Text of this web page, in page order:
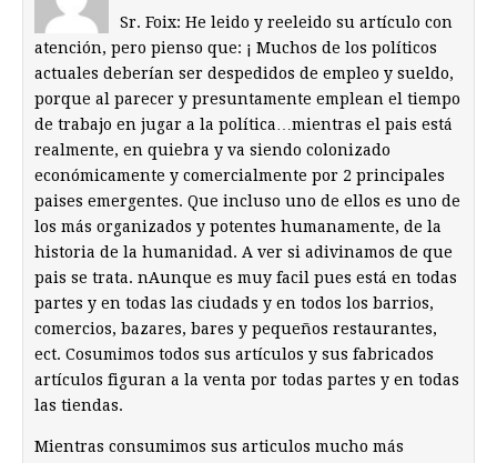
Sr. Foix: He leido y reeleido su artículo con
atención, pero pienso que: ¡ Muchos de los políticos
actuales deberían ser despedidos de empleo y sueldo,
porque al parecer y presuntamente emplean el tiempo
de trabajo en jugar a la política…mientras el pais está
realmente, en quiebra y va siendo colonizado
económicamente y comercialmente por 2 principales
paises emergentes. Que incluso uno de ellos es uno de
los más organizados y potentes humanamente, de la
historia de la humanidad. A ver si adivinamos de que
pais se trata. nAunque es muy facil pues está en todas
partes y en todas las ciudads y en todos los barrios,
comercios, bazares, bares y pequeños restaurantes,
ect. Cosumimos todos sus artículos y sus fabricados
artículos figuran a la venta por todas partes y en todas
las tiendas.
Mientras consumimos sus articulos mucho más